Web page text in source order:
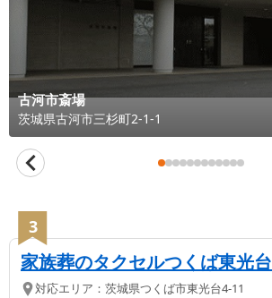
古河市斎場
茨城県古河市三杉町2-1-1
3
家族葬のタクセルつくば東光台
対応エリア： 茨城県つくば市東光台4-11